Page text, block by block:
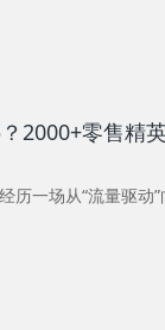
2000+零售精
一场从“流量驱动”